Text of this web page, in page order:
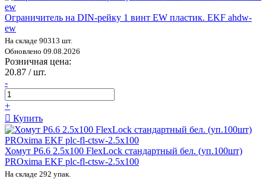
Ограничитель на DIN-рейку 1 винт EW пластик. EKF ahdw-
ew
На складе 90313 шт.
Обновлено 09.08.2026
Розничная цена:
20.87 / шт.
-
+
Купить
Хомут P6.6 2.5х100 FlexLock стандартный бел. (уп.100шт)
PROxima EKF plc-fl-ctsw-2.5х100
На складе 292 упак.